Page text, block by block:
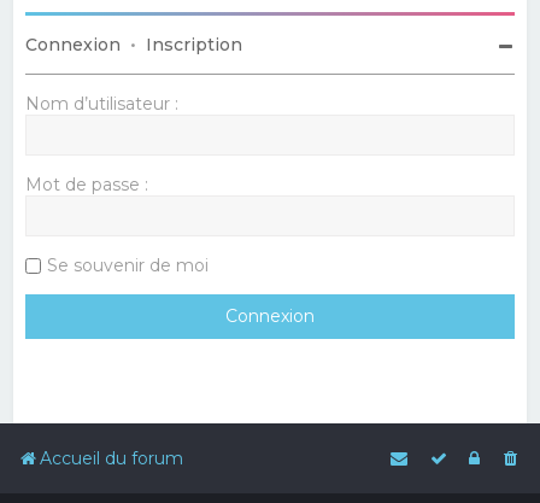
Connexion • Inscription
Nom d’utilisateur :
Mot de passe :
Se souvenir de moi
Accueil du forum